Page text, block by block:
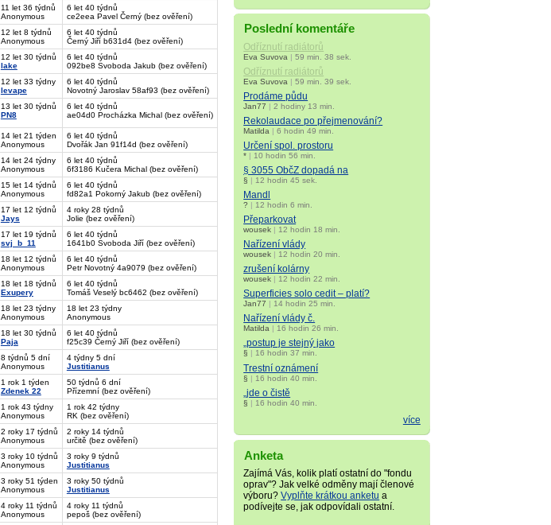
Poslední komentáře
Odříznutí radiátorů
Eva Suvova |59 min. 38 sek.
Odříznutí radiátorů
Eva Suvova |59 min. 39 sek.
Prodáme půdu
Jan77 |2 hodiny 13 min.
Rekolaudace po přejmenování?
Matilda |6 hodin 49 min.
Určení spol. prostoru
* | 10 hodin 56 min.
§ 3055 ObčZ dopadá na
§ | 12 hodin 45 sek.
Mandl
? | 12 hodin 6 min.
Přeparkovat
wousek | 12 hodin 18 min.
Nařízení vlády
wousek | 12 hodin 20 min.
zrušení kolárny
wousek | 12 hodin 22 min.
Superficies solo cedit – platí?
Jan77 | 14 hodin 25 min.
Nařízení vlády č.
Matilda 16 hodin 26 min.
„postup je stejný jako
§ 16 hodin 37 min.
Trestní oznámení
§ | 16 hodin 40 min.
„jde o čistě
§ | 16 hodin 40 min.
více
Anketa
Zajímá Vás, kolik platí ostatní do "fondu
oprav"? Jak velké odměny mají členové
výboru?Vyplňte krátkou anketu a
podívejte se, jak odpovídali ostatní.
11 let 36 týdnů
Anonymous
6 let 40 týdnů
ce2eea Pavel Černý (bez ověření)
12 let 8 týdnů
Anonymous
6 let 40 týdnů
Černý Jiří b631d4 (bez ověření)
12 let 30 týdnů
lake
6 let 40 týdnů
092be8 Svoboda Jakub (bez ověření)
12 let 33 týdny
levape
6 let 40 týdnů
Novotný Jaroslav 58af93 (bez ověření)
13 let 30 týdnů
PN8
6 let 40 týdnů
ae04d0 Procházka Michal (bez ověření)
14 let 21 týden
Anonymous
6 let 40 týdnů
Dvořák Jan 91f14d (bez ověření)
14 let 24 týdny
Anonymous
6 let 40 týdnů
6f3186 Kučera Michal (bez ověření)
15 let 14 týdnů
Anonymous
6 let 40 týdnů
fd82a1 Pokorný Jakub (bez ověření)
17 let 12 týdnů
Jays
4 roky 28 týdnů
Jolie (bez ověření)
17 let 19 týdnů
svj_b_11
6 let 40 týdnů
1641b0 Svoboda Jiří (bez ověření)
18 let 12 týdnů
Anonymous
6 let 40 týdnů
Petr Novotný 4a9079 (bez ověření)
18 let 18 týdnů
Exupery
6 let 40 týdnů
Tomáš Veselý bc6462 (bez ověření)
18 let 23 týdny
Anonymous
18 let 23 týdny
Anonymous
18 let 30 týdnů
Paja
6 let 40 týdnů
f25c39 Černý Jiří (bez ověření)
8 týdnů 5 dní
Anonymous
4 týdny 5 dní
Justitianus
1 rok 1 týden
Zdenek 22
50 týdnů 6 dní
Přízemní (bez ověření)
1 rok 43 týdny
Anonymous
1 rok 42 týdny
RK (bez ověření)
2 roky 17 týdnů
Anonymous
2 roky 14 týdnů
určitě (bez ověření)
3 roky 10 týdnů
Anonymous
3 roky 9 týdnů
Justitianus
3 roky 51 týden
Anonymous
3 roky 50 týdnů
Justitianus
4 roky 11 týdnů
Anonymous
4 roky 11 týdnů
pepoš (bez ověření)